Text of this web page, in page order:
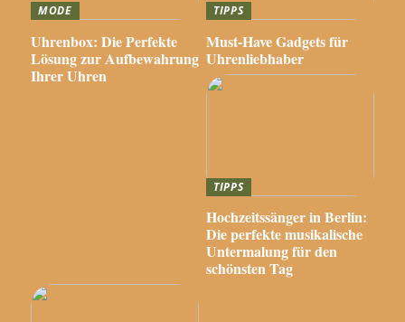
MODE
Uhrenbox: Die Perfekte
Lösung zur Aufbewahrung
Ihrer Uhren
TIPPS
Must-Have Gadgets für
Uhrenliebhaber
TIPPS
Hochzeitssänger in Berlin:
Die perfekte musikalische
Untermalung für den
schönsten Tag